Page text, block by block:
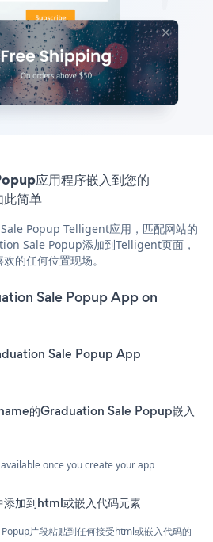
应用程序嵌入到您的
简单
Popup Telligent应用，匹配网站的
Sale Popup添加到Telligent页面，
的任何位置现场。
Sale Popup App on
Sale Popup App
的Graduation Sale Popup嵌入
once you create your app
加到html或嵌入代码元素
片段粘贴到任何接受html或嵌入代码的